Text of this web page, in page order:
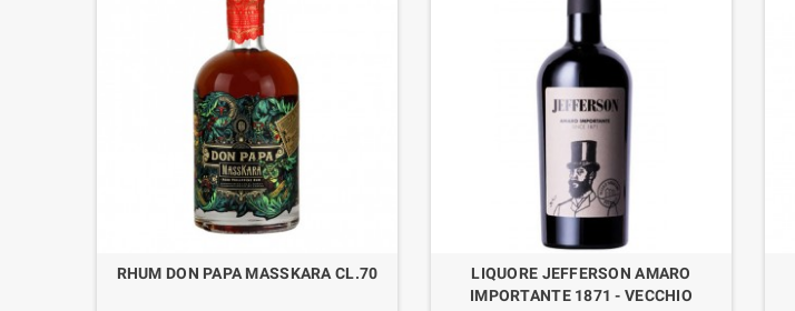
RHUM DON PAPA MASSKARA CL.70
LIQUORE JEFFERSON AMARO
IMPORTANTE 1871 - VECCHIO